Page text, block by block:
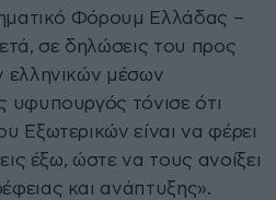
Φόρουμ Ελλάδας –
σε δηλώσεις του προς
ελληνικών μέσων
τόνισε ότι
Εξωτερικών είναι να φέρει
έξω, ώστε να τους ανοίξει
και ανάπτυξης».